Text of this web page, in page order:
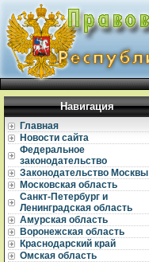
Навигация
Главная
Новости сайта
Федеральное
законодательство
Законодательство Москвы
Московская область
Санкт-Петербург и
Ленинградская область
Амурская область
Воронежская область
Краснодарский край
Омская область